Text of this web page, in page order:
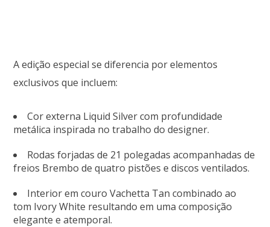
A edição especial se diferencia por elementos
exclusivos que incluem:
Cor externa Liquid Silver com profundidade
metálica inspirada no trabalho do designer.
Rodas forjadas de 21 polegadas acompanhadas de
freios Brembo de quatro pistões e discos ventilados.
Interior em couro Vachetta Tan combinado ao
tom Ivory White resultando em uma composição
elegante e atemporal.